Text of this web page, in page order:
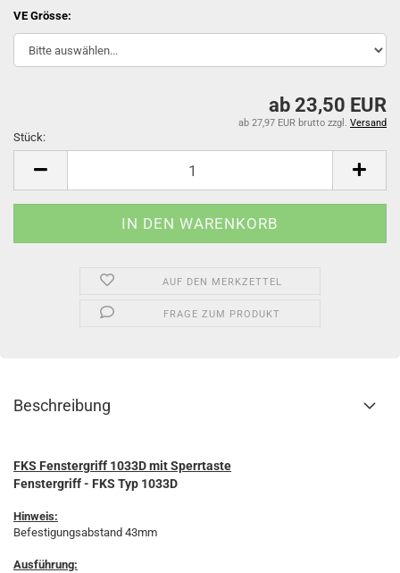
VE Grösse:
ab 23,50 EUR
ab 27,97 EUR brutto zzgl. Versand
Stück:
AUF DEN MERKZETTEL
FRAGE ZUM PRODUKT
Beschreibung
FKS Fenstergriff 1033D mit Sperrtaste
Fenstergriff - FKS Typ 1033D
Hinweis:
Befestigungsabstand 43mm
Ausführung: